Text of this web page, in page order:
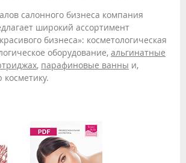
салонного бизнеса компания
широкий ассортимент
бизнеса»: косметологическая
оборудование, альгинатные
, парафиновые ванны и,